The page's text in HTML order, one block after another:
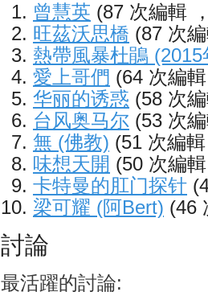
曾慧英 (87 次編輯
旺茲沃思橋 (87 次
熱帶風暴杜鵑 (2015
愛上哥們 (64 次編
华丽的诱惑 (58 次
台风奥马尔 (53 次
無 (佛教) (51 次編
味想天開 (50 次編
卡特曼的肛门探针
梁可耀 (阿Bert) (46
討論
最活躍的討論: